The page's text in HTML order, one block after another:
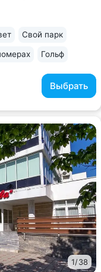
выход
Выбрать
Свой парк
Гольф
1/38